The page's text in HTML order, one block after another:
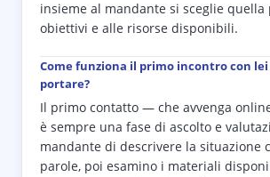
insieme al mandante si sceglie quella
obiettivi e alle risorse disponibili.
Come funziona il primo incontro con lei
portare?
Il primo contatto — che avvenga
è sempre una fase di ascolto e
mandante di descrivere la situazione
parole, poi esamino i materiali